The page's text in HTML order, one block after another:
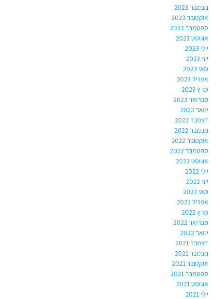
נובמבר 2023
אוקטובר 2023
ספטמבר 2023
אוגוסט 2023
יולי 2023
יוני 2023
מאי 2023
אפריל 2023
מרץ 2023
פברואר 2023
ינואר 2023
דצמבר 2022
נובמבר 2022
אוקטובר 2022
ספטמבר 2022
אוגוסט 2022
יולי 2022
יוני 2022
מאי 2022
אפריל 2022
מרץ 2022
פברואר 2022
ינואר 2022
דצמבר 2021
נובמבר 2021
אוקטובר 2021
ספטמבר 2021
אוגוסט 2021
יולי 2021